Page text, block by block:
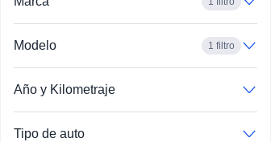
Modelo 1 filtro
Año y Kilometraje
Tipo de auto